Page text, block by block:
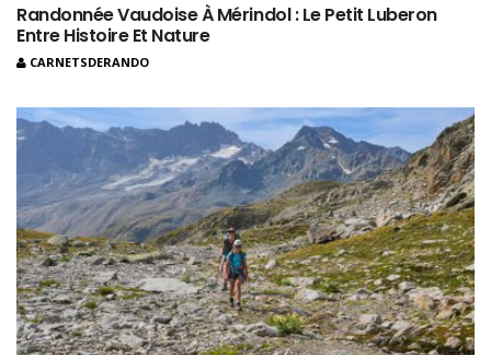
Randonnée Vaudoise À Mérindol : Le Petit Luberon
Entre Histoire Et Nature
CARNETSDERANDO